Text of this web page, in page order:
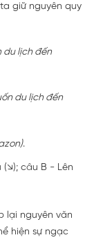
giữ nguyên quy
du lịch đến
du lịch đến
.
(↘); câu B - Lên
lại nguyên văn
hiện sự ngạc